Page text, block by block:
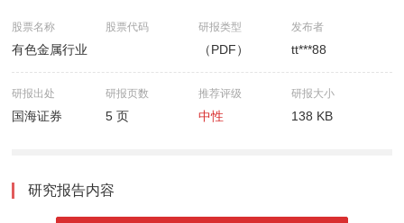
股票名称
有色金属行业
股票代码 研报类型
（PDF）
发布者
tt***88
研报出处
国海证券
研报页数
5 页
推荐评级
中性
研报大小
138 KB
研究报告内容